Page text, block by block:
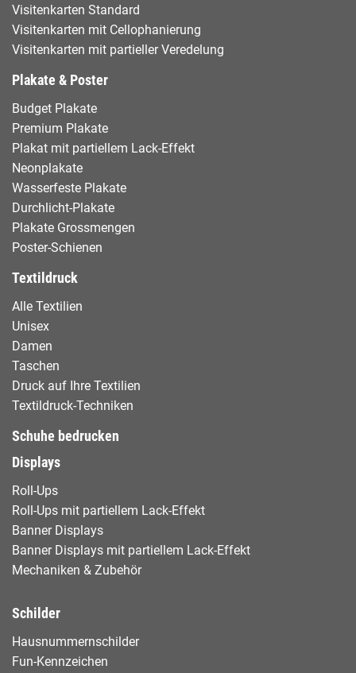
Visitenkarten Standard
Visitenkarten mit Cellophanierung
Visitenkarten mit partieller Veredelung
Plakate & Poster
Budget Plakate
Premium Plakate
Plakat mit partiellem Lack-Effekt
Neonplakate
Wasserfeste Plakate
Durchlicht-Plakate
Plakate Grossmengen
Poster-Schienen
Textildruck
Alle Textilien
Unisex
Damen
Taschen
Druck auf Ihre Textilien
Textildruck-Techniken
Schuhe bedrucken
Displays
Roll-Ups
Roll-Ups mit partiellem Lack-Effekt
Banner Displays
Banner Displays mit partiellem Lack-Effekt
Mechaniken & Zubehör
Schilder
Hausnummernschilder
Fun-Kennzeichen